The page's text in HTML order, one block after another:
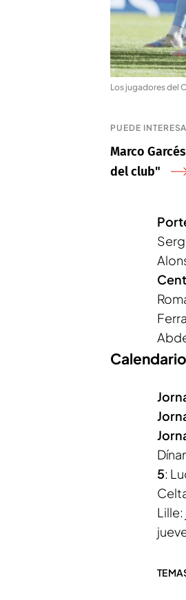
Los jugadores del
PUEDE
Marco
del club"
5: